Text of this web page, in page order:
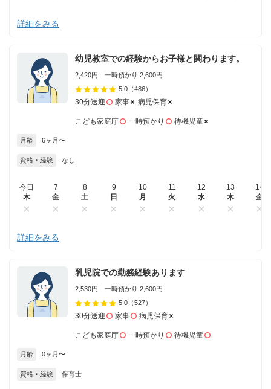
詳細をみる
幼児教室での経験からお子様と関わります。
2,420円 一時預かり 2,600円
5.0 （486）
30分送迎 家事 病児保育
こども家庭庁 一時預かり 待機児童
月齢 6ヶ月〜
資格・経験 なし
今日
木
7
金
8
土
9
日
10
月
11
火
12
水
13
木
14
金
詳細をみる
乳児院での勤務経験あります
2,530円 一時預かり 2,600円
5.0 （527）
30分送迎 家事 病児保育
こども家庭庁 一時預かり 待機児童
月齢 0ヶ月〜
資格・経験 保育士